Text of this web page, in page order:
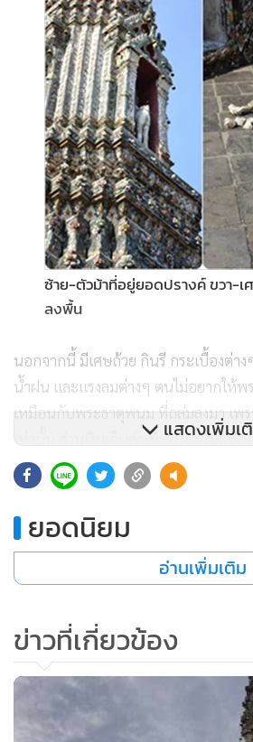
ซ้าย-ตัวม้าที่อยู่ยอดปรางค์ ขวา-เ
ลงพื้น
นอกจากนี้ มีเศษถ้วย กินรี กระเบื้องต่าง
น้ำฝน และแรงลมต่างๆ ตนไม่อยากให้
เหมือนกับพระธาตุพนม ที่ถล่มลงมา เพ
เท่านั้น ส่วนเงินเก็บค่าเข้าชมจากนักท่อง
บูรณะพระอุโบสถ กุฏิสงฆ์ ที่ใช้งบประม
สามารถบูรณะได้เพียงคณะเดียวจากทั้ง
ในการซ่อมแซมคณะละ 2 ปี หากซ่อมทั้ง
ประมาณ 16 ปี ที่สำคัญพระประธานในพร
“สำนักโบราณคดี ได้เข้ามาดูแลวัดอรุณฯ
เพราะรัฐบาลไม่ให้งบประมาณ วัดอรุณฯ
50 ปีที่แล้ว จากนั้นก็บูรณะเล็กๆ น้อยๆ
ตระกูล โตกุกาวา ซึ่งเป็นตระกูล โชกุน
พันปี ได้เห็นข่าวพระปรางค์วัดอรุณฯทรุ
แสดงเพิ่มเ
ยอดนิยม
อ่านเพิ่มเติม
ข่าวที่เกี่ยวข้อง